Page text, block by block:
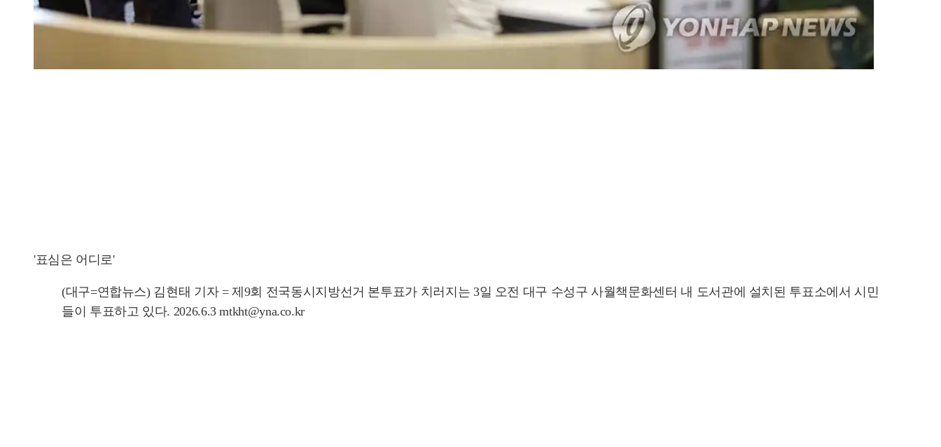
'표심은 어디로'
(대구=연합뉴스) 김현태 기자 = 제9회 전국동시지방선거 본투표가 치러지는 3일 오전 대구 수성구 사월책문화센터 내 도서관에 설치된 투표소에서 시민
들이 투표하고 있다. 2026.6.3 mtkht@yna.co.kr